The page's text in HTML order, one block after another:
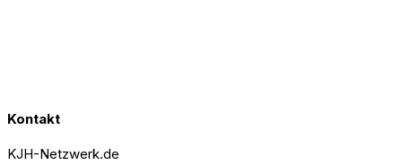
Kontakt
KJH-Netzwerk.de